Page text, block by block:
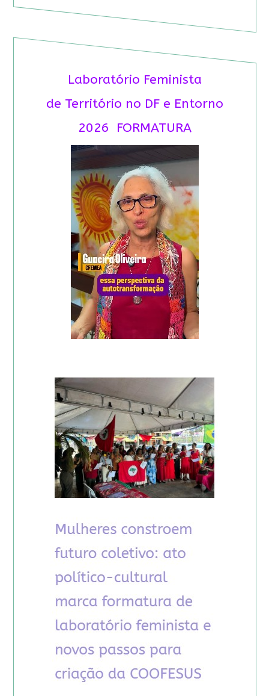
Laboratório Feminista
de Território no DF e Entorno
2026 FORMATURA